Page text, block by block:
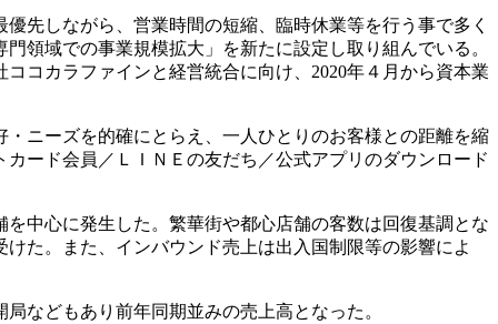
先しながら、営業時間の短縮、臨時休業等を行う事で多く
領域での事業規模拡大」を新たに設定し取り組んでいる。
コカラファインと経営統合に向け、2020年４月から資本業
ニーズを的確にとらえ、一人ひとりのお客様との距離を縮
ード会員／ＬＩＮＥの友だち／公式アプリのダウンロード
中心に発生した。繁華街や都心店舗の客数は回復基調とな
た。また、インバウンド売上は出入国制限等の影響によ
などもあり前年同期並みの売上高となった。